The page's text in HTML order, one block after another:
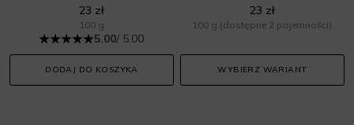
23 zł
100 g
5.00/ 5.00
DODAJ DO KOSZYKA
23 zł
100 g (dostępne 2 pojemności)
WYBIERZ WARIANT